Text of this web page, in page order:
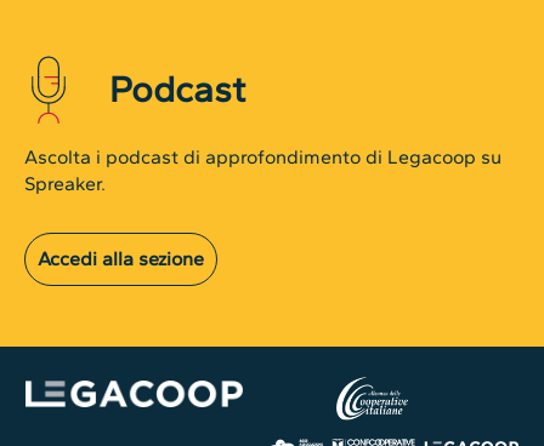
Podcast
Ascolta i podcast di approfondimento di Legacoop su
Spreaker.
Accedi alla sezione